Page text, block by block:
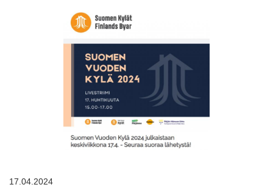
17.04.2024